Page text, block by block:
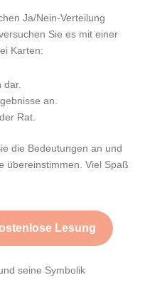
Ja/Nein-Verteilung
Sie es mit einer
Karten:
dar.
an.
Rat.
die Bedeutungen an und
übereinstimmen. Viel Spaß
Lesung
seine Symbolik